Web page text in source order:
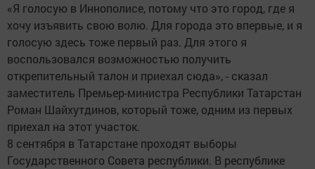
«Я голосую в Иннополисе, потому что это город, где я
хочу изъявить свою волю. Для города это впервые, и я
голосую здесь тоже первый раз. Для этого я
воспользовался возможностью получить
открепительный талон и приехал сюда», - сказал
заместитель Премьер-министра Республики Татарстан
Роман Шайхутдинов, который тоже, одним из первых
приехал на этот участок.
8 сентября в Татарстане проходят выборы
Государственного Совета республики. В республике